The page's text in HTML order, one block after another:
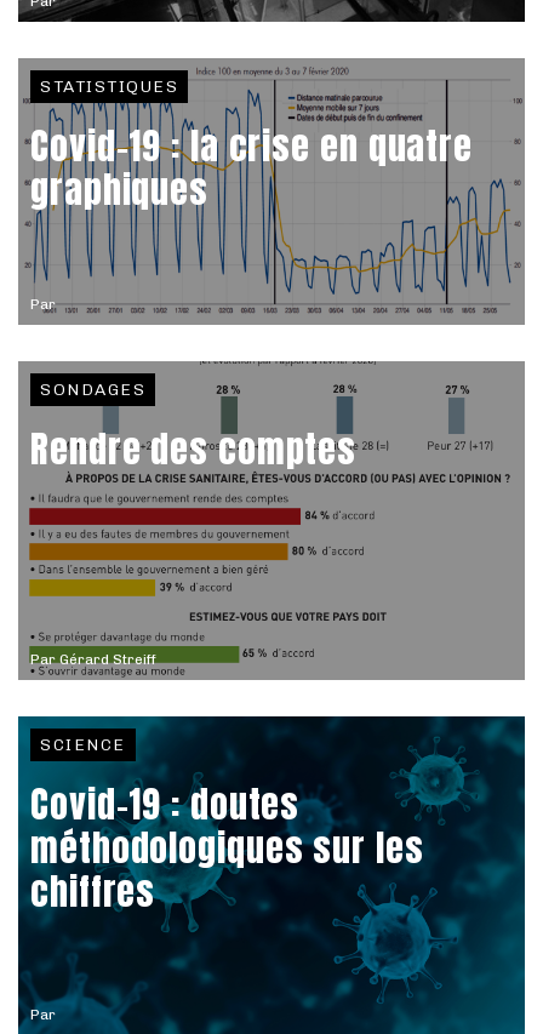
Par
STATISTIQUES
Covid-19 : la crise en quatre
graphiques
ParGérard Streiff
SONDAGES
Rendre des comptes
Par
SCIENCE
Covid-19 : doutes
méthodologiques sur les
chiffres